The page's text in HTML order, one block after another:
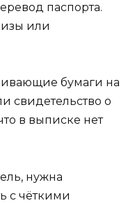
паспорта.
или
бумаги на
свидетельство о
в выписке нет
нужна
с чёткими